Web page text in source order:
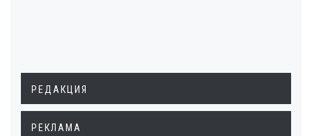
РЕДАКЦИЯ
РЕКЛАМА